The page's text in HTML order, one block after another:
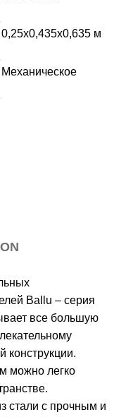
0,25х0,435х0,635 м
Механическое
Ballu – серия
все большую
конструкции.
можно легко
стали с прочным и